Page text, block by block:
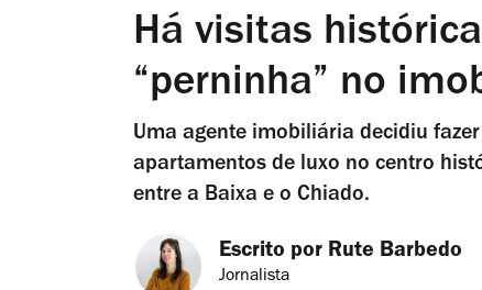
Há visitas
“perninha” no
Uma agente imobiliária decidiu
apartamentos de luxo no centro
entre a Baixa e o Chiado.
Escrito por Rute Barbedo
Jornalista